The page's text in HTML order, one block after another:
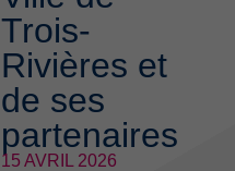
Trois-
Rivières et
de ses
partenaires
15 AVRIL 2026